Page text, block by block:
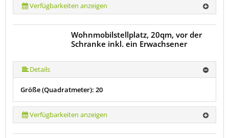
Verfügbarkeiten anzeigen
Wohnmobilstellplatz, 20qm, vor der
Schranke inkl. ein Erwachsener
Details
Größe (Quadratmeter): 20
Verfügbarkeiten anzeigen